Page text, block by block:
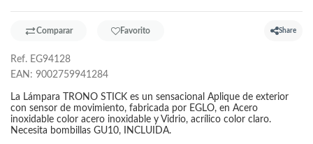
Comparar Favorito Share
Ref. EG94128
EAN: 9002759941284
La Lámpara TRONO STICK es un sensacional Aplique de exterior
con sensor de movimiento, fabricada por EGLO, en Acero
inoxidable color acero inoxidable y Vidrio, acrílico color claro.
Necesita bombillas GU10, INCLUIDA.